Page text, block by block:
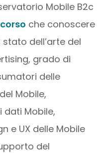
Mobile B2c
che conoscere
dell’arte del
grado di
delle
Mobile,
dati Mobile,
e UX delle Mobile
del